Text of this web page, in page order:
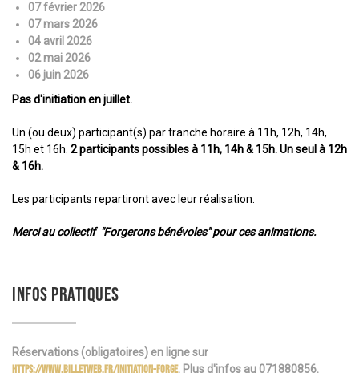
07 février 2026
07 mars 2026
04 avril 2026
02 mai 2026
06 juin 2026
Pas d'initiation en juillet.
Un (ou deux) participant(s) par tranche horaire à 11h, 12h, 14h,
15h et 16h. 2 participants possibles à 11h, 14h & 15h. Un seul à 12h
& 16h.
Les participants repartiront avec leur réalisation.
Merci au collectif "Forgerons bénévoles" pour ces animations.
INFOS PRATIQUES
Réservations (obligatoires) en ligne sur
https://www.billetweb.fr/initiation-forge. Plus d'infos au 071880856.